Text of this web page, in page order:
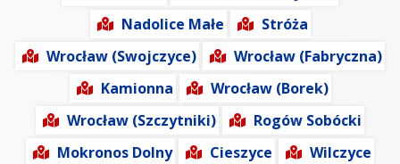
Nadolice Małe
Stróża
Wrocław (Swojczyce)
Wrocław (Fabryczna)
Kamionna
Wrocław (Borek)
Wrocław (Szczytniki)
Rogów Sobócki
Mokronos Dolny
Cieszyce
Wilczyce